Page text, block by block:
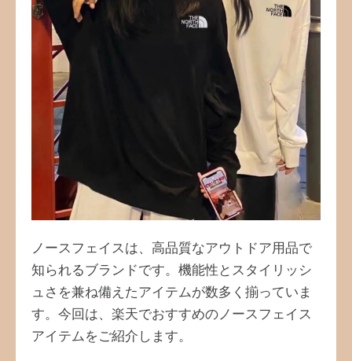
ノースフェイスは、高品質なアウトドア用品で
知られるブランドです。機能性とスタイリッシ
ュさを兼ね備えたアイテムが数多く揃っていま
す。今回は、楽天でおすすめのノースフェイス
アイテムをご紹介します。